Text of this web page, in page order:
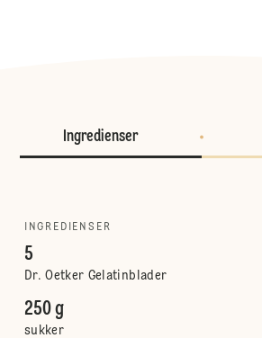
Ingredienser
INGREDIENSER
5
Dr. Oetker Gelatinblader
250 g
sukker